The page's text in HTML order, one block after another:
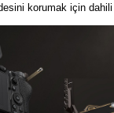
korumak için